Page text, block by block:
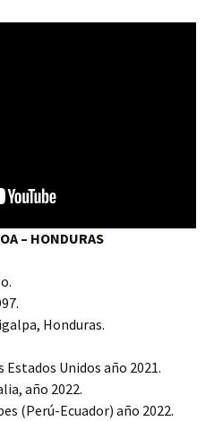
– HONDURAS
Honduras.
Unidos año 2021.
año 2022.
(Perú-Ecuador) año 2022.